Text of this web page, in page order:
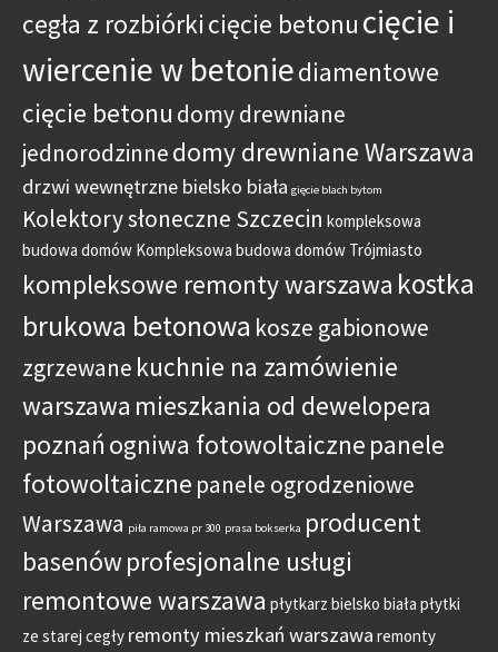
cegła z rozbiórki cięcie betonu cięcie i
wiercenie w betoniediamentowe
cięcie betonu domy drewniane
jednorodzinnedomy drewniane Warszawa
drzwi wewnętrzne bielsko biała gięcie blach bytom
Kolektory słoneczne Szczecin kompleksowa
budowa domów Kompleksowa budowa domów Trójmiasto
kompleksowe remonty warszawa kostka
brukowa betonowa kosze gabionowe
zgrzewane kuchnie na zamówienie
warszawa mieszkania od dewelopera
poznań ogniwa fotowoltaiczne panele
fotowoltaiczne panele ogrodzeniowe
Warszawa piła ramowa pr 300 prasa bokserka producent
basenów profesjonalne usługi
remontowe warszawa płytkarz bielsko biała płytki
ze starej cegły remonty mieszkań warszawa remonty